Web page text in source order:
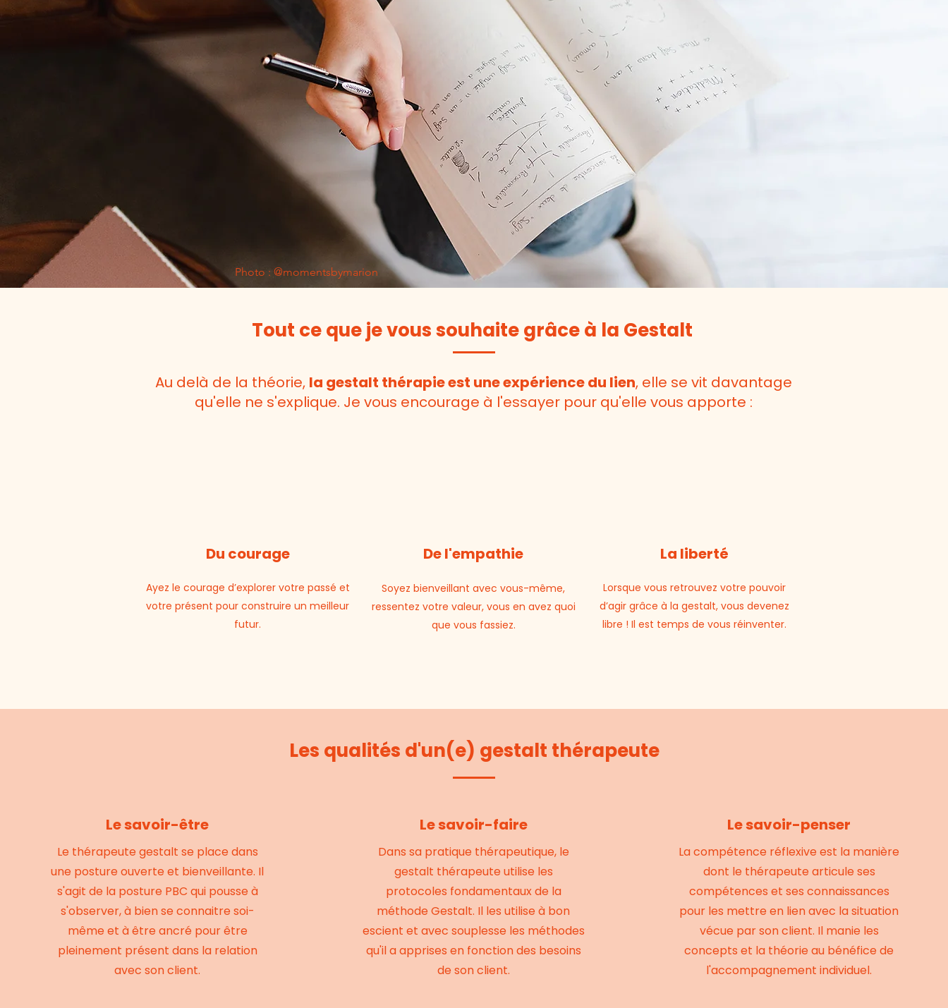
Photo : @momentsbymarion
Tout ce que je vous souhaite grâce à la Gestalt
Au delà de la théorie, la gestalt thérapie est une expérience du lien, elle se vit davantage
qu'elle ne s'explique. Je vous encourage à l'essayer pour qu'elle vous apporte :
Du courage
Ayez le courage d’explorer votre passé et
votre présent pour construire un meilleur
futur.
De l'empathie
Soyez bienveillant avec vous-même,
ressentez votre valeur, vous en avez quoi
que vous fassiez.
La liberté
Lorsque vous retrouvez votre pouvoir
d’agir grâce à la gestalt, vous devenez
libre ! Il est temps de vous réinventer.
Les qualités d'un(e) gestalt thérapeute
Le savoir-être
Le thérapeute gestalt se place dans
une posture ouverte et bienveillante. Il
s'agit de la posture PBC qui pousse à
s'observer, à bien se connaitre soi-
même et à être ancré pour être
pleinement présent dans la relation
avec son client.
Le savoir-faire
Dans sa pratique thérapeutique, le
gestalt thérapeute utilise les
protocoles fondamentaux de la
méthode Gestalt. Il les utilise à bon
escient et avec souplesse les méthodes
qu'il a apprises en fonction des besoins
de son client.
Le savoir-penser
La compétence réflexive est la manière
dont le thérapeute articule ses
compétences et ses connaissances
pour les mettre en lien avec la situation
vécue par son client. Il manie les
concepts et la théorie au bénéfice de
l'accompagnement individuel.